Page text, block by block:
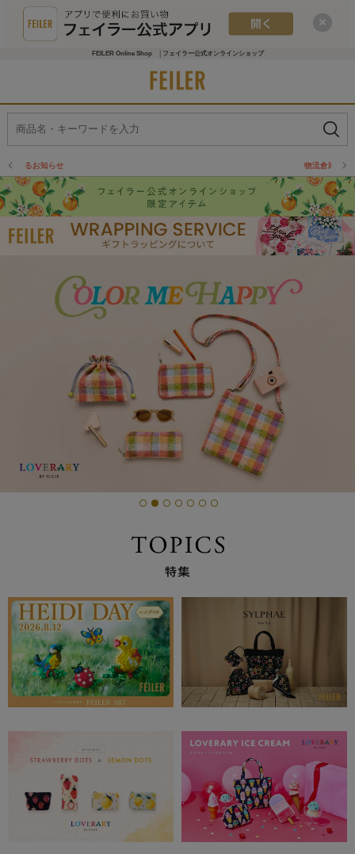
FEILER Online Shop │フェイラー公式オンラインショップ